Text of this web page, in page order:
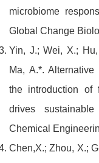
microbiome
Global Change
Yin, J.; Wei, X.;
Ma, A.*.
the introduction of
drives
Chemical
Chen,X.; Zhou, X.;